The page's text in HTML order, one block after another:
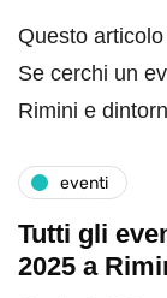
Questo
Se cerchi un
Rimini e
eventi
Tutti gli
2025 a